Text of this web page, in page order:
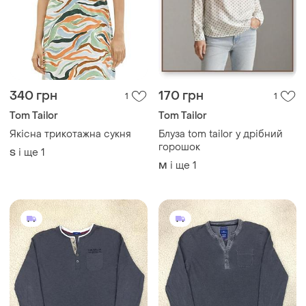
340 грн 1
Tom Tailor
Якісна трикотажна сукня
S і ще 1
170 грн 1
Tom Tailor
Блуза tom tailor у дрібний
горошок
M і ще 1